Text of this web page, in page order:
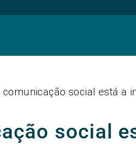
comunicação social está a
social